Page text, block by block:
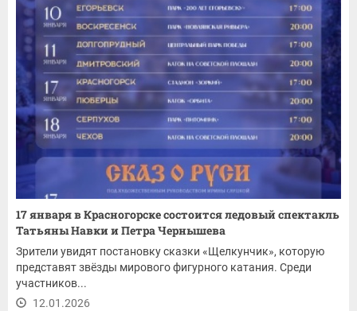
17 января в Красногорске состоится ледовый спектакль
Татьяны Навки и Петра Чернышева
Зрители увидят постановку сказки «Щелкунчик», которую
представят звёзды мирового фигурного катания. Среди
участников...
12.01.2026